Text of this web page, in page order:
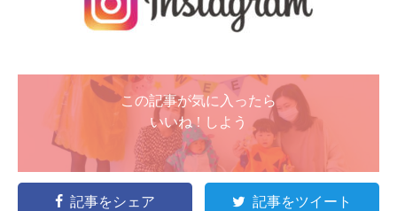
この記事が気に入ったら
いいね ! しよう
記事をシェア 記事をツイート